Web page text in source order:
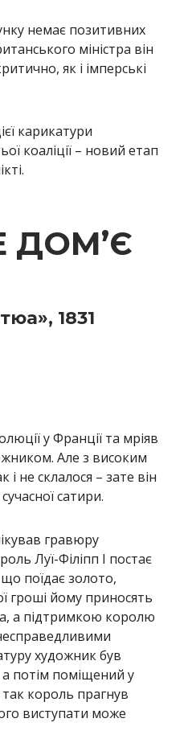
немає позитивних
міністра він
як і імперські
карикатури
коаліції – новий етап
ДОМ’Є
1831
у Франції та мріяв
Але з високим
не склалося – зате він
сатири.
гравюру
Луї-Філіпп І постає
поїдає золото,
гроші йому приносять
а підтримкою королю
художник був
а потім поміщений у
король прагнув
виступати може